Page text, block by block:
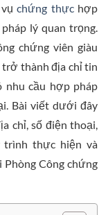
vụchứng thựchợp
lý quan trọng.
chứng viên giàu
trở thành địa chỉ tin
nhu cầu hợp pháp
Bài viết dưới đây
chỉ, số điện thoại,
trình thực hiện và
Công chứng